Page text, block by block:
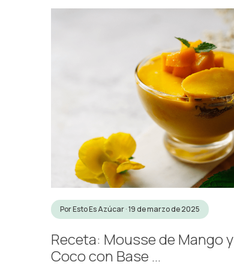
Por Esto Es Azúcar · 19 de marzo de 2025
Receta: Mousse de Mango y
Coco con Base ...